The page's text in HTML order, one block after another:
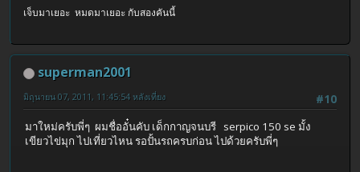
เจ็บมาเยอะ หมดมาเยอะ กับสองคันนี้
superman2001
#10
มิถุนายน 07, 2011, 11:45:54 หลังเที่ยง
มาใหม่ครับพี่ๆ ผมชื่ออั๋นคับ เด็กกาญจนบรี serpico 150 se มั้ง
เขียวไข่มุก ไปเที่ยวไหน รอปั้นรถครบก่อน ไปด้วยครับพี่ๆ